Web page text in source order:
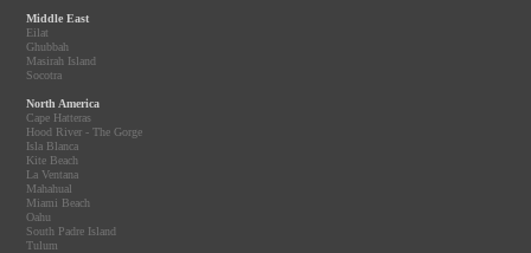
Middle East
Eilat
Ghubbah
Masirah Island
Socotra
North America
Cape Hatteras
Hood River - The Gorge
Isla Blanca
Kite Beach
La Ventana
Mahahual
Miami Beach
Oahu
South Padre Island
Tulum